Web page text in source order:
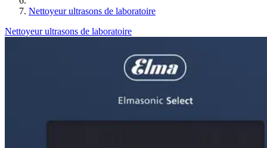
Nettoyeur ultrasons de laboratoire
Nettoyeur ultrasons de laboratoire